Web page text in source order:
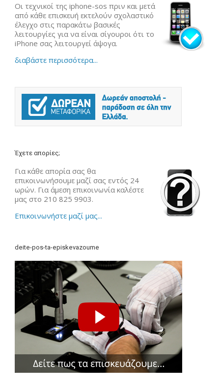
Οι τεχνικοί της iphone-sos πριν και μετά
από κάθε επισκευή εκτελούν σχολαστικό
έλεγχο στις παρακάτω βασικές
λειτουργίες για να είναι σίγουροι ότι το
iPhone σας λειτουργεί άψογα.
διαβάστε περισσότερα...
Έχετε απορίες;
Για κάθε απορία σας θα
επικοινωνήσουμε μαζί σας εντός 24
ωρών. Για άμεση επικοινωνία καλέστε
μας στο 210 825 9903.
Επικοινωνήστε μαζί μας...
deite-pos-ta-episkevazoume